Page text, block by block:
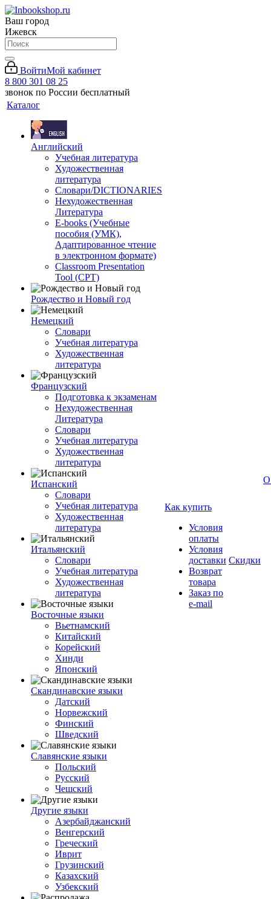
Ваш город
Ижевск
ВойтиМой кабинет
8 800 301 08 25
звонок по России бесплатный
Каталог
Английский
Учебная литература
Художественная
литература
Словари/DICTIONARIES
Нехудожественная
Литература
E-books (Учебные
пособия (УМК),
Адаптированное чтение
в электронном формате)
Classroom Presentation
Tool (CPT)
Рождество и Новый год
Немецкий
Словари
Учебная литература
Художественная
литература
Французский
Подготовка к экзаменам
Нехудожественная
Литература
Словари
Учебная литература
Художественная
литература
Испанский
Словари
Учебная литература
Художественная
литература
Итальянский
Словари
Учебная литература
Художественная
литература
Восточные языки
Вьетнамский
Китайский
Корейский
Хинди
Японский
Скандинавские языки
Датский
Норвежский
Финский
Шведский
Славянские языки
Польский
Русский
Чешский
Другие языки
Азербайджанский
Венгерский
Греческий
Иврит
Грузинский
Казахский
Узбекский
Как купить
Условия
оплаты
Условия
доставки
Возврат
товара
Заказ по
e-mail
Скидки
О